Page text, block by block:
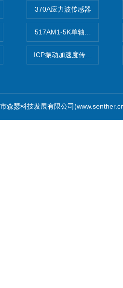
370A应力波传感器
517AM1-5K单轴冲击IEPE加
ICP振动加速度传感器
森瑟科技发展有限公司